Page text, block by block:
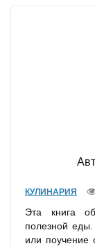
КУЛИНАРИЯ
Эта книга
полезной
или поучение